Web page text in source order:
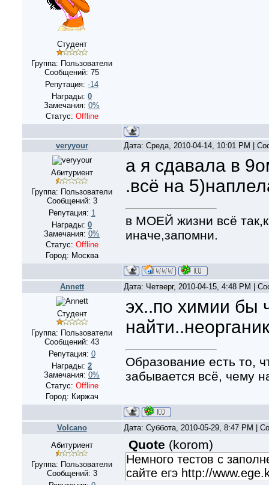
Студент
Группа: Пользователи
Сообщений: 75
Репутация: -14
Награды: 0
Замечания: 0%
Статус: Offline
veryyour Дата: Среда, 2010-04-14, 10:01 PM |
Абитуриент
Группа: Пользователи
Сообщений: 3
Репутация: 1
Награды: 0
Замечания: 0%
Статус: Offline
Город: Москва
а я сдавала в
.всё на
в МОЕЙ жизни всё
иначе,запомни.
Annett Дата: Четверг, 2010-04-15, 4:48 PM |
Студент
Группа: Пользователи
Сообщений: 43
Репутация: 0
Награды: 2
Замечания: 0%
Статус: Offline
Город: Киржач
эх..по химии бы
Образование есть то,
забывается всё, чему
Volcano
Дата: Суббота, 2010-05-29, 8:47 PM |
Абитуриент
Группа: Пользователи
Сообщений: 3
Quote (korom)
Немного тестов с
сайте егэ http://